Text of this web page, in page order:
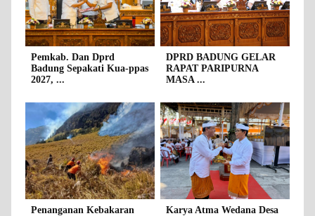
Pemkab. Dan Dprd
Badung Sepakati Kua-ppas
2027, ...
DPRD BADUNG GELAR
RAPAT PARIPURNA
MASA ...
Penanganan Kebakaran
Karya Atma Wedana Desa